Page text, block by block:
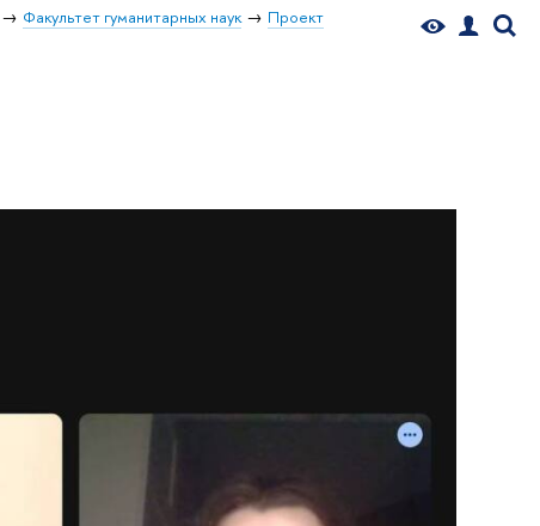
Факультет гуманитарных наук
Проект